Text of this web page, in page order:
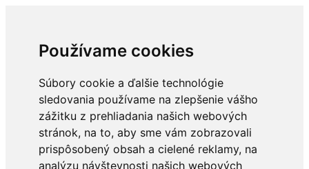
Používame cookies
Súbory cookie a ďalšie technológie
sledovania používame na zlepšenie vášho
zážitku z prehliadania našich webových
stránok, na to, aby sme vám zobrazovali
prispôsobený obsah a cielené reklamy, na
analýzu návštevnosti našich webových